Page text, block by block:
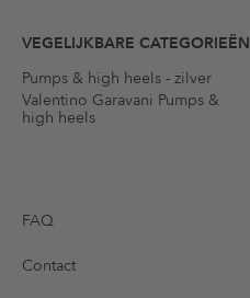
VEGELIJKBARE CATEGORIEËN
Pumps & high heels - zilver
Valentino Garavani Pumps &
high heels
FAQ
Contact